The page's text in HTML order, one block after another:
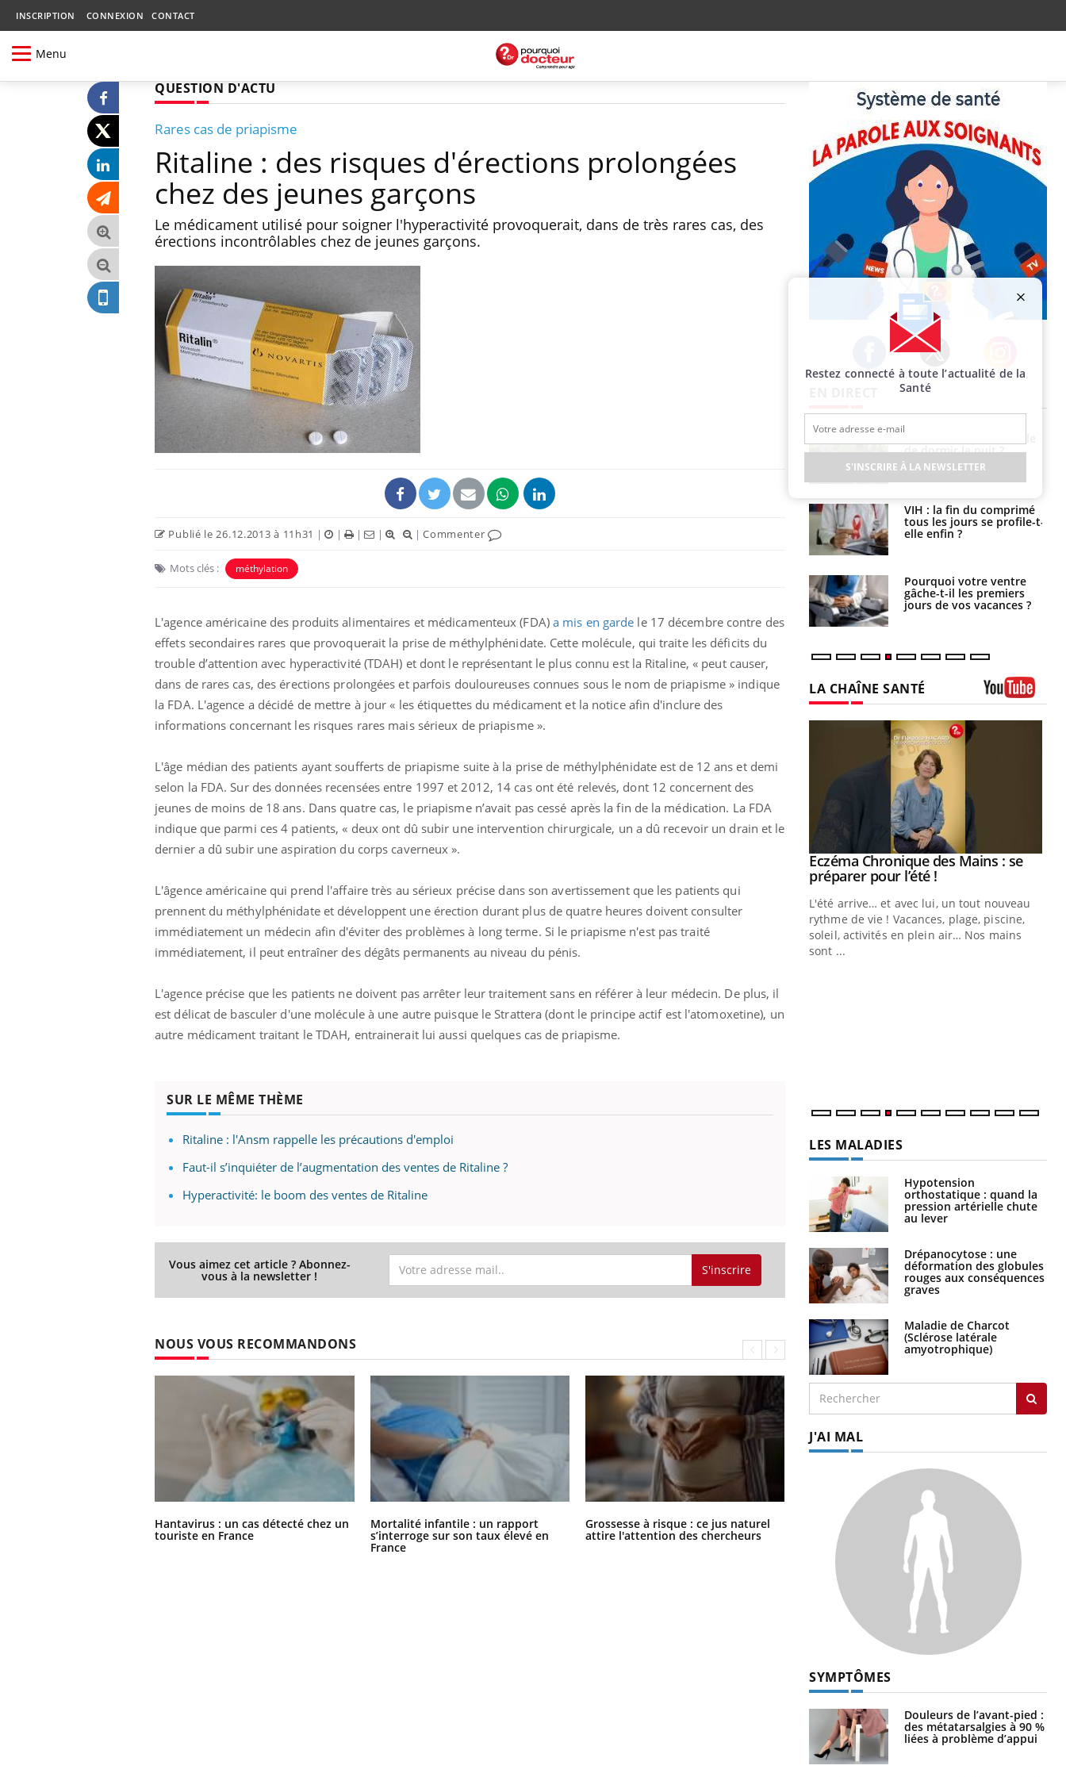
INSCRIPTION CONNEXION CONTACT
Menu
QUESTION D'ACTU
Rares cas de priapisme
Ritaline : des risques d'érections prolongées
chez des jeunes garçons
Le médicament utilisé pour soigner l'hyperactivité provoquerait, dans de très rares cas, des
érections incontrôlables chez de jeunes garçons.
Publié le 26.12.2013 à 11h31 | | | | |Commenter
Mots clés : méthylation
L'agence américaine des produits alimentaires et médicamenteux (FDA) a mis en garde le 17 décembre contre des
effets secondaires rares que provoquerait la prise de méthylphénidate. Cette molécule, qui traite les déficits du
trouble d’attention avec hyper­activité (TDAH) et dont le représentant le plus connu est la Ritaline, « peut causer,
dans de rares cas, des érections prolongées et parfois douloureuses connues sous le nom de priapisme » indique
la FDA. L'agence a décidé de mettre à jour « les étiquettes du médicament et la notice afin d'inclure des
informations concernant les risques rares mais sérieux de priapisme ».
L'âge médian des patients ayant soufferts de priapisme suite à la prise de méthylphénidate est de 12 ans et demi
selon la FDA. Sur des données recensées entre 1997 et 2012, 14 cas ont été relevés, dont 12 concernent des
jeunes de moins de 18 ans. Dans quatre cas, le priapisme n’avait pas cessé après la fin de la médication. La FDA
indique que parmi ces 4 patients, « deux ont dû subir une intervention chirurgicale, un a dû recevoir un drain et le
dernier a dû subir une aspiration du corps caverneux ».
L'âgence américaine qui prend l'affaire très au sérieux précise dans son avertissement que les patients qui
prennent du méthylphénidate et développent une érection durant plus de quatre heures doivent consulter
immédiatement un médecin afin d'éviter des problèmes à long terme. Si le priapisme n'est pas traité
immédiatement, il peut entraîner des dégâts permanents au niveau du pénis.
L'agence précise que les patients ne doivent pas arrêter leur traitement sans en référer à leur médecin. De plus, il
est délicat de basculer d'une molécule à une autre puisque le Strattera (dont le principe actif est l'atomoxetine), un
autre médicament traitant le TDAH, entrainerait lui aussi quelques cas de priapisme.
SUR LE MÊME THÈME
Ritaline : l'Ansm rappelle les précautions d'emploi
Faut-il s’inquiéter de l’augmentation des ventes de Ritaline ?
Hyperactivité: le boom des ventes de Ritaline
Vous aimez cet article ? Abonnez-
vous à la newsletter ! S'inscrire
NOUS VOUS RECOMMANDONS
Hantavirus : un cas détecté chez un
touriste en France
Mortalité infantile : un rapport
s’interroge sur son taux élevé en
France
Grossesse à risque : ce jus naturel
attire l'attention des chercheurs
Comment oublier les écrans en
vacances ?
Facebook Twitter Instagram
détecté chez un touriste
son taux élevé en France
Grossesse à risque : ce jus
Toujours connectés :
empiète de plus en plus
sur nos soirées
basque enceintes
de dormir la nuit ?
VIH : la fin du comprimé
tous les jours se profile-t-
elle enfin ?
Pourquoi votre ventre
gâche-t-il les premiers
jours de vos vacances ?
LA CHAÎNE SANTÉ
Il y a des sujets qui sont faciles à aborder...
d'autres non ! D'un côté, poser des
questions sur la maladie d'un proche c'est
Youtube
Carence en fer : comprendre pour
prévenir Youtube
Fatigue, irritabilité, brouillard mental ou
même alopécie… Les symptômes de la
carence en fer sont multiples ce qui la rend
...
En 2026, l'insuline dans le diabète de type 2
reste entourée d'idées reçues chez les
patients comme parfois chez les soignants.
Youtube
Eczéma Chronique des Mains : se
préparer pour l’été !Youtube
L'été arrive… et avec lui, un tout nouveau
rythme de vie ! Vacances, plage, piscine,
soleil, activités en plein air… Nos mains
sont ...
LES MALADIES
Hypotension
orthostatique : quand la
pression artérielle chute
au lever
Drépanocytose : une
déformation des globules
rouges aux conséquences
graves
Maladie de Charcot
(Sclérose latérale
amyotrophique)
J'AI MAL
SYMPTÔMES
Douleurs de l’avant-pied :
des métatarsalgies à 90 %
liées à problème d’appui
Restez connecté à toute l’actualité de la
Santé
S'INSCRIRE À LA NEWSLETTER